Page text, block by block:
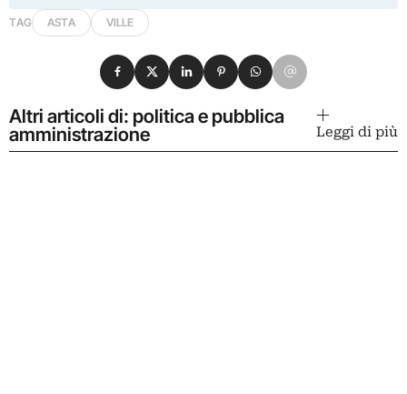
TAG ASTA VILLE
Condividi su Facebook
Condividi su X
Condividi su LinkedIn
Condividi su Pinterest
Condividi su WhatsApp
Condividi su Email
Altri articoli di: politica e pubblica
amministrazione
Leggi di più